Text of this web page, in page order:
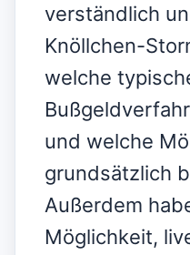
verständlich
Knöllchen-
welche
und welche
grundsätzlich
Außerdem
Möglichkeit,